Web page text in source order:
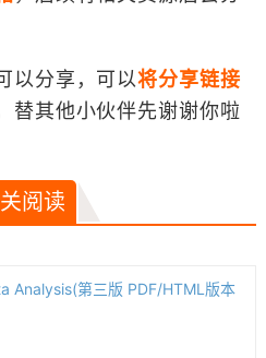
以分享，可以将分享链接
替其他小伙伴先谢谢你啦
阅读
Analysis(第三版 PDF/HTML版本